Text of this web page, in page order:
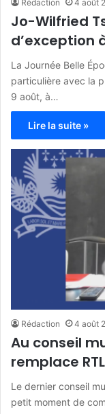
Rédaction 4 août
Jo-Wilfried
d’exception
La Journée Belle
particulière avec la
9 août, à…
Lire la suite »
Rédaction 4 août
Au conseil
remplace RTL
Le dernier conseil
petit moment de